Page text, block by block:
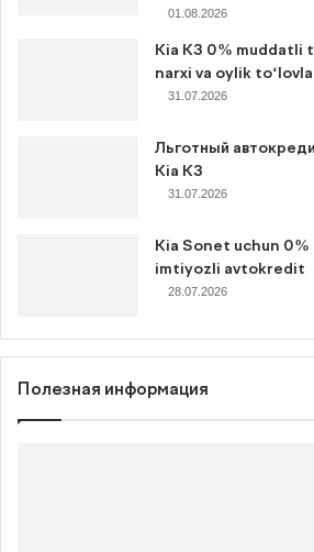
01.08.2026
Kia K3 0% muddatli
narxi va oylik
31.07.2026
Льготный
Kia K3
31.07.2026
Kia Sonet uchun 0%
imtiyozli avtokredit
28.07.2026
Полезная информация